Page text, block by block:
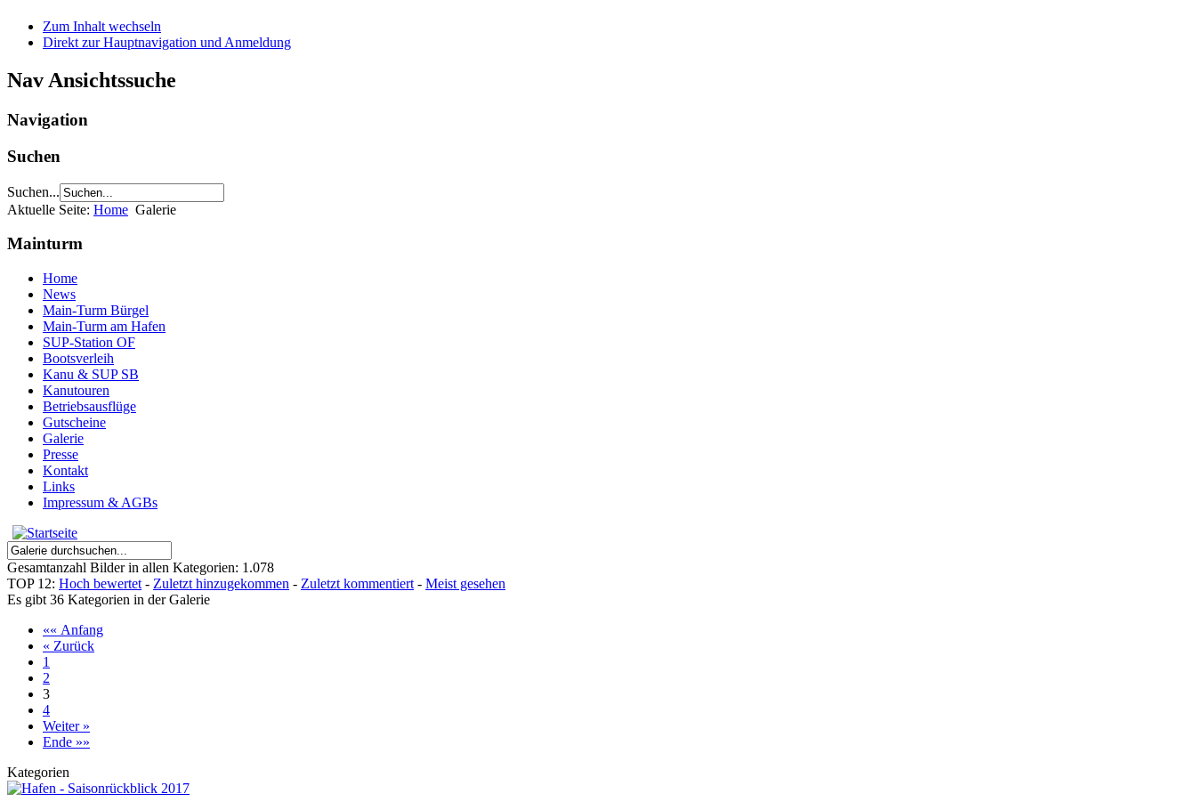
Zum Inhalt wechseln
Direkt zur Hauptnavigation und Anmeldung
Nav Ansichtssuche
Navigation
Suchen
Suchen...
Aktuelle Seite: Home Galerie
Mainturm
Home
News
Main-Turm Bürgel
Main-Turm am Hafen
SUP-Station OF
Bootsverleih
Kanu & SUP SB
Kanutouren
Betriebsausflüge
Gutscheine
Galerie
Presse
Kontakt
Links
Impressum & AGBs
Gesamtanzahl Bilder in allen Kategorien: 1.078
TOP 12: Hoch bewertet - Zuletzt hinzugekommen - Zuletzt kommentiert - Meist gesehen
Es gibt 36 Kategorien in der Galerie
«« Anfang
« Zurück
1
2
3
4
Weiter »
Ende »»
Kategorien